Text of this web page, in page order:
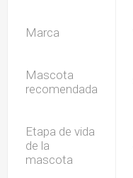
Marca
Mascota
recomendada
Etapa de vida
de la
mascota